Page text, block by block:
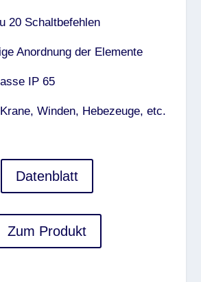
20 Schaltbefehlen
Anordnung der Elemente
IP 65
Winden, Hebezeuge, etc.
Datenblatt
Zum Produkt